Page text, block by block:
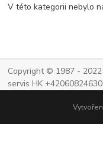
V této kategorii nebylo
Copyright © 1987 - 2022
servis HK